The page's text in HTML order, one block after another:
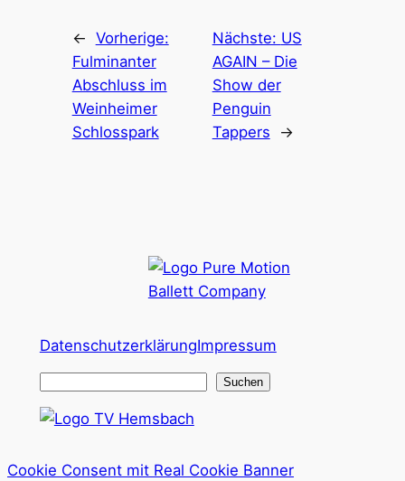
← Vorherige:
Fulminanter
Abschluss im
Weinheimer
Schlosspark
Nächste: US
AGAIN – Die
Show der
Penguin
Tappers
→
DatenschutzerklärungImpressum
u
e
Suchen
Cookie Consent mit Real Cookie Banner